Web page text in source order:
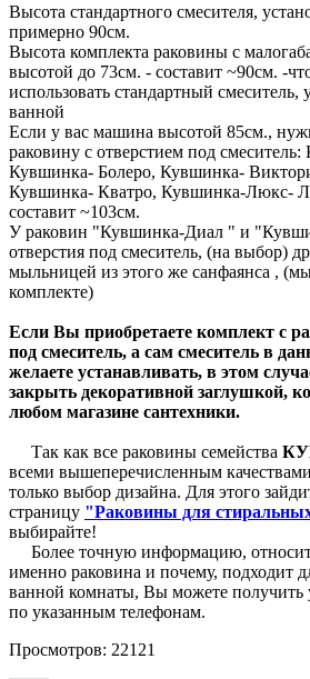
Высота стандартного смесителя,
примерно 90cм.
Высота комплекта раковины c
высотой до 73см. - составит ~90cм. -
использовать стандартный
ванной
Если у вас машина высотой 85см.,
раковину с отверстием под
Кувшинка- Болеро, Кувшинка-
Кувшинка- Кватро, Кувшинка-Люкс-
составит ~103cм.
У раковин "Кувшинка-Диал " и
отверстия под смеситель, (на выбор)
мыльницей из этого же санфаянса ,
комплекте)
Если Вы приобретаете комплект с
под смеситель, а сам смеситель в
желаете устанавливать, в этом
закрыть декоративной заглушкой,
любом магазине сантехники.
Так как все раковины семейства
всеми вышеперечисленным
только выбор дизайна. Для этого
страницу "Раковины для
выбирайте!
Более точную информацию,
именно раковина и почему, подходит
ванной комнаты, Вы можете получить
по указанным телефонам.
Просмотров: 22121